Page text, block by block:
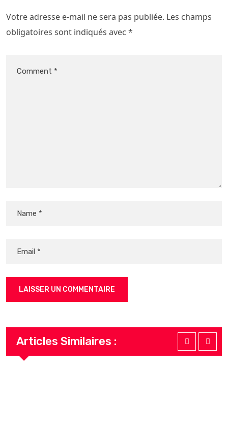
Votre adresse e-mail ne sera pas publiée. Les champs
obligatoires sont indiqués avec *
Articles Similaires :